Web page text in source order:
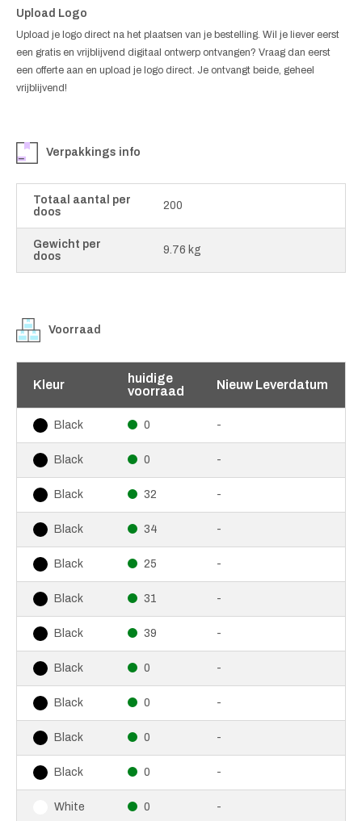
Upload Logo
Upload je logo direct na het plaatsen van je bestelling. Wil je liever eerst
een gratis en vrijblijvend digitaal ontwerp ontvangen? Vraag dan eerst
een offerte aan en upload je logo direct. Je ontvangt beide, geheel
vrijblijvend!
Verpakkings info
Totaal aantal per
doos
200
Gewicht per
doos
9.76 kg
Voorraad
Kleur
huidige
voorraad
Nieuw Leverdatum
Black 0 -
Black 0 -
Black 32 -
Black 34 -
Black 25 -
Black 31 -
Black 39 -
Black 0 -
Black 0 -
Black 0 -
Black 0 -
White 0 -